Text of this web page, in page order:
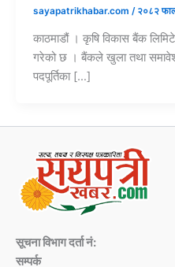
sayapatrikhabar.com / २०८२
काठमाडौं । कृषि विकास बैंक
गरेको छ । बैंकले खुला तथा समावेशी
पदपूर्तिका […]
सूचना विभाग दर्ता नं:
सम्पर्क